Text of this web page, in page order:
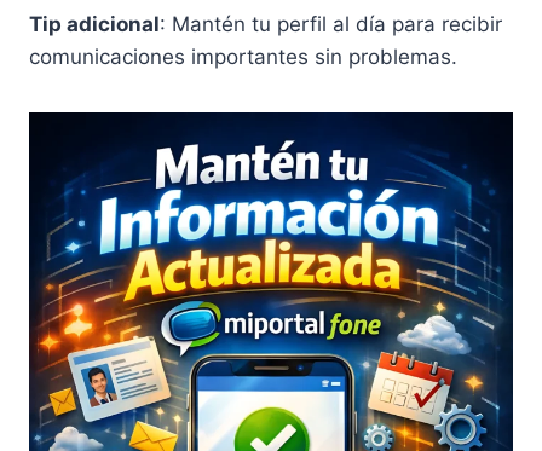
Tip adicional: Mantén tu perfil al día para recibir
comunicaciones importantes sin problemas.